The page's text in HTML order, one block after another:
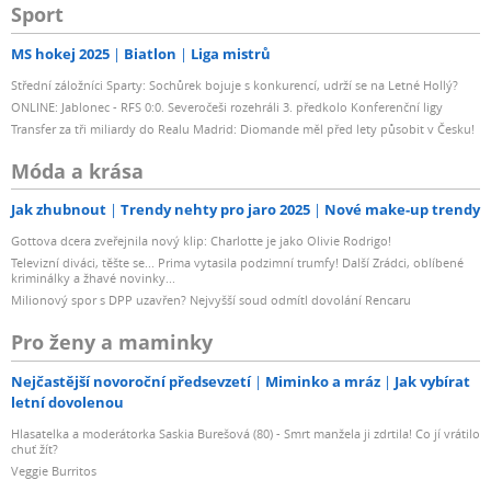
Sport
MS hokej 2025 Biatlon Liga mistrů
Střední záložníci Sparty: Sochůrek bojuje s konkurencí, udrží se na Letné Hollý?
ONLINE: Jablonec - RFS 0:0. Severočeši rozehráli 3. předkolo Konferenční ligy
Transfer za tři miliardy do Realu Madrid: Diomande měl před lety působit v Česku!
Móda a krása
Jak zhubnout Trendy nehty pro jaro 2025 Nové make-up trendy
Gottova dcera zveřejnila nový klip: Charlotte je jako Olivie Rodrigo!
Televizní diváci, těšte se... Prima vytasila podzimní trumfy! Další Zrádci, oblíbené
kriminálky a žhavé novinky...
Milionový spor s DPP uzavřen? Nejvyšší soud odmítl dovolání Rencaru
Pro ženy a maminky
Nejčastější novoroční předsevzetí Miminko a mráz
Jak vybírat
letní dovolenou
Hlasatelka a moderátorka Saskia Burešová (80) - Smrt manžela ji zdrtila! Co jí vrátilo
chuť žít?
Veggie Burritos